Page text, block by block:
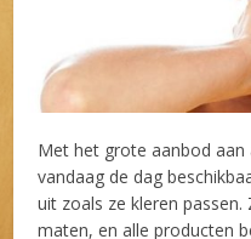
Met het grote aanbod
vandaag de dag
uit zoals ze kleren
maten, en alle producten